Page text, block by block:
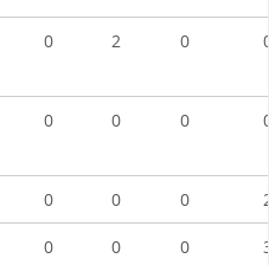
0 2 0
0 0 0
0 0 0
0 0 0